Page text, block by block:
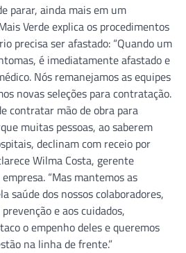
parar, ainda mais em um
Verde explica os procedimentos
precisa ser afastado: “Quando um
é imediatamente afastado e
Nós remanejamos as equipes
novas seleções para contratação.
contratar mão de obra para
muitas pessoas, ao saberem
declinam com receio por
Wilma Costa, gerente
“Mas mantemos as
saúde dos nossos colaboradores,
e aos cuidados,
o empenho deles e queremos
na linha de frente.”